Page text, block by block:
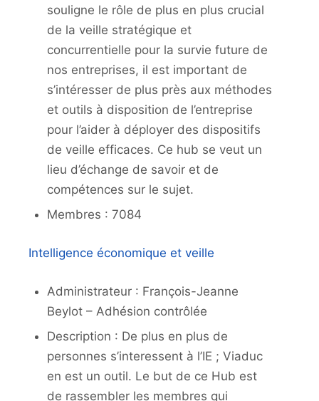
souligne le rôle de plus en plus crucial
de la veille stratégique et
concurrentielle pour la survie future de
nos entreprises, il est important de
s’intéresser de plus près aux méthodes
et outils à disposition de l’entreprise
pour l’aider à déployer des dispositifs
de veille efficaces. Ce hub se veut un
lieu d’échange de savoir et de
compétences sur le sujet.
Membres : 7084
Intelligence économique et veille
Administrateur : François-Jeanne
Beylot – Adhésion contrôlée
Description : De plus en plus de
personnes s’interessent à l’IE ; Viaduc
en est un outil. Le but de ce Hub est
de rassembler les membres qui